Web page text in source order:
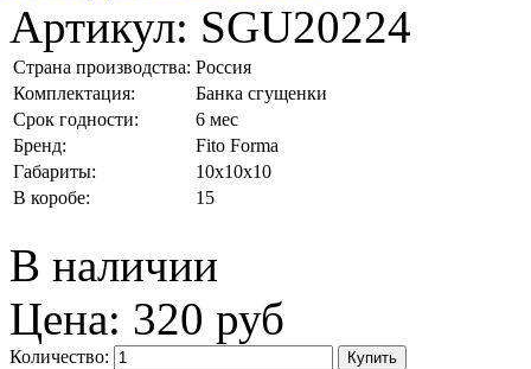
Артикул: SGU20224
Страна производства: Россия
Комплектация:
Банка сгущенки
Срок годности:
6 мес
Бренд:
Fito Forma
Габариты:
10x10x10
В коробе:
15
В наличии
Цена: 320 руб
Количество: